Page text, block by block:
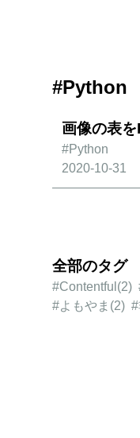
#Python
画像の表
#Python
2020-10-31
全部のタグ
#Contentful (2)
#よもやま (2)